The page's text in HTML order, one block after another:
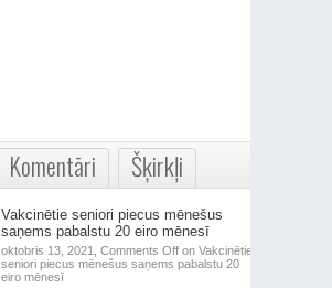
Komentāri Šķirkļi
Vakcinētie seniori piecus mēnešus
saņems pabalstu 20 eiro mēnesī
oktobris 13, 2021, Comments Offon Vakcinētie
seniori piecus mēnešus saņems pabalstu 20
eiro mēnesī